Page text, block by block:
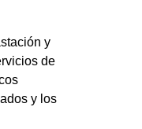
y
de
y los